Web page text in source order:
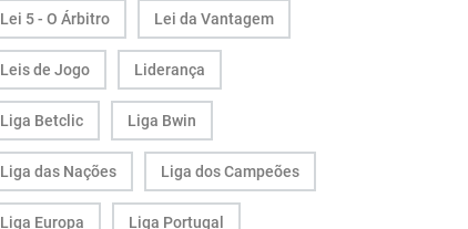
Lei 5 - O Árbitro Lei da Vantagem
Leis de Jogo Liderança
Liga Betclic Liga Bwin
Liga das Nações Liga dos Campeões
Liga Europa Liga Portugal